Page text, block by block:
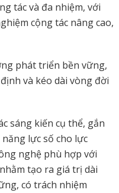
tác và đa nhiệm, với
cộng tác nâng cao,
phát triển bền vững,
và kéo dài vòng đời
sáng kiến cụ thể, gắn
lực số cho lực
nghệ phù hợp với
tạo ra giá trị dài
có trách nhiệm